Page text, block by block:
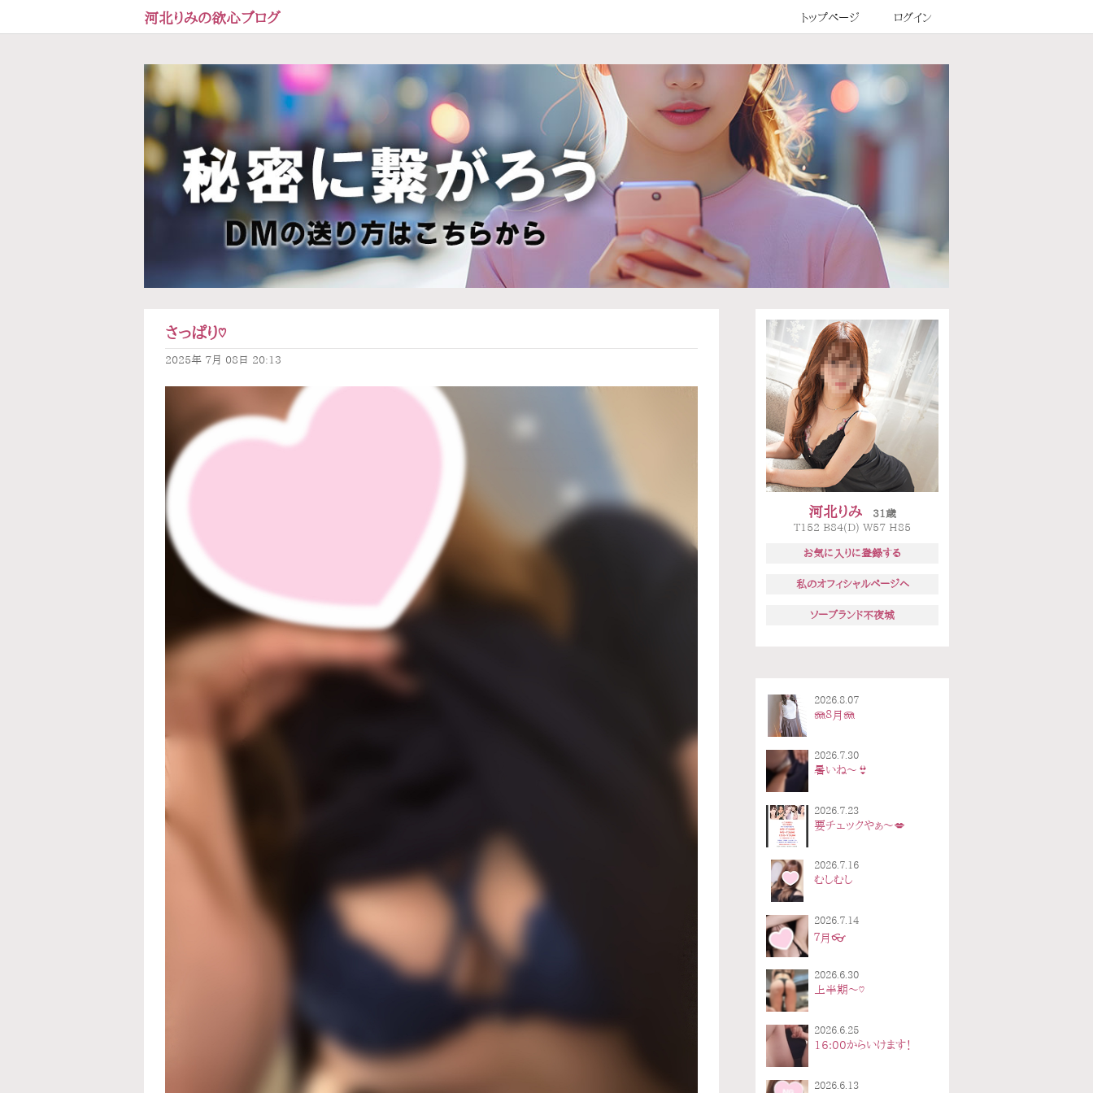
河北りみの欲心ブログ トップページ ログイン
さっぱり♡
2025年 7月 08日 20:13
河北りみ
31歳
T152 B84(D) W57 H85
お気に入りに登録する
私のオフィシャルページへ
ソープランド不夜城
2026.8.07
🪼８月🪼
2026.7.30
暑いね〜👙
2026.7.23
要チェックやぁ〜💋
2026.7.16
むしむし
2026.7.14
７月👓
2026.6.30
上半期〜♡
2026.6.25
16:00からいけます！
2026.6.13